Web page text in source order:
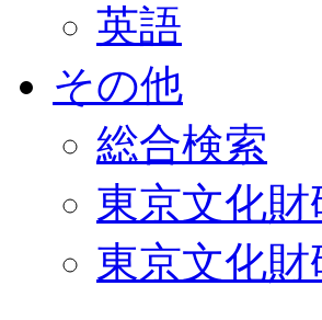
英語
その他
総合検索
東京文化
東京文化財